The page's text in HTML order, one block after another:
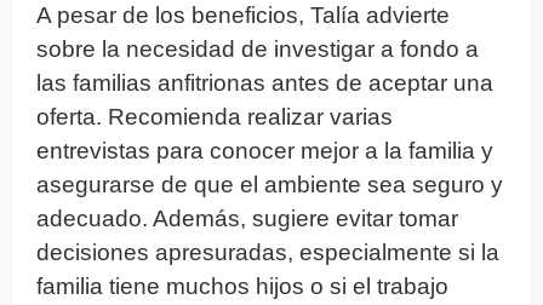
A pesar de los beneficios, Talía advierte
sobre la necesidad de investigar a fondo a
las familias anfitrionas antes de aceptar una
oferta. Recomienda realizar varias
entrevistas para conocer mejor a la familia y
asegurarse de que el ambiente sea seguro y
adecuado. Además, sugiere evitar tomar
decisiones apresuradas, especialmente si la
familia tiene muchos hijos o si el trabajo